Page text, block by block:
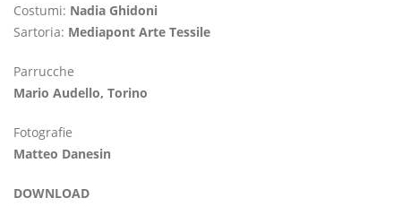
Costumi: Nadia Ghidoni
Sartoria: Mediapont Arte Tessile
Parrucche
Mario Audello, Torino
Fotografie
Matteo Danesin
DOWNLOAD